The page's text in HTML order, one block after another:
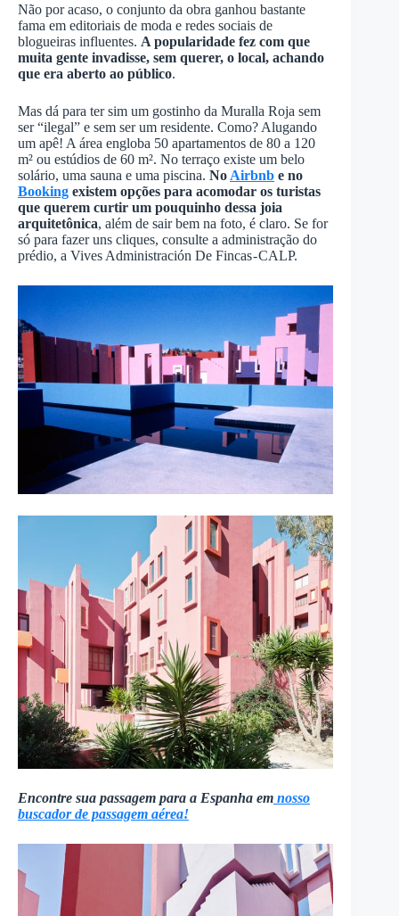
Não por acaso, o conjunto da obra ganhou bastante
fama em editoriais de moda e redes sociais de
blogueiras influentes. A popularidade fez com que
muita gente invadisse, sem querer, o local, achando
que era aberto ao público.
Mas dá para ter sim um gostinho da Muralla Roja sem
ser “ilegal” e sem ser um residente. Como? Alugando
um apê! A área engloba 50 apartamentos de 80 a 120
m² ou estúdios de 60 m². No terraço existe um belo
solário, uma sauna e uma piscina. No Airbnb e no
Booking existem opções para acomodar os turistas
que querem curtir um pouquinho dessa joia
arquitetônica, além de sair bem na foto, é claro. Se for
só para fazer uns cliques, consulte a administração do
prédio, a Vives Administración De Fincas - CALP.
Encontre sua passagem para a Espanha em nosso
buscador de passagem aérea!